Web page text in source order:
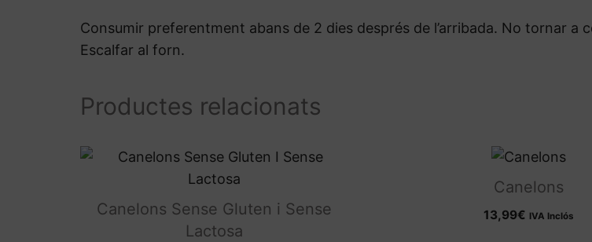
Consumir preferentment abans de 2 dies després de l’arribada. No tornar a
Escalfar al forn.
Productes relacionats
Canelons Sense Gluten i Sense
Lactosa
Canelons
13,99€ IVA Inclós